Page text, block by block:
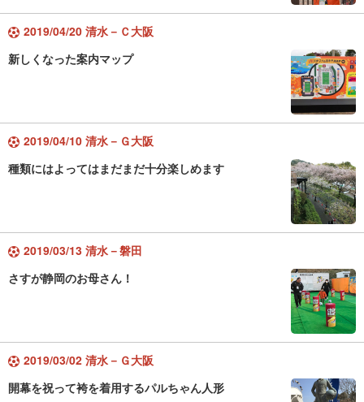
2019/04/20 清水－Ｃ大阪
新しくなった案内マップ
2019/04/10 清水－Ｇ大阪
種類にはよってはまだまだ十分楽しめます
2019/03/13 清水－磐田
さすが静岡のお母さん！
2019/03/02 清水－Ｇ大阪
開幕を祝って袴を着用するパルちゃん人形